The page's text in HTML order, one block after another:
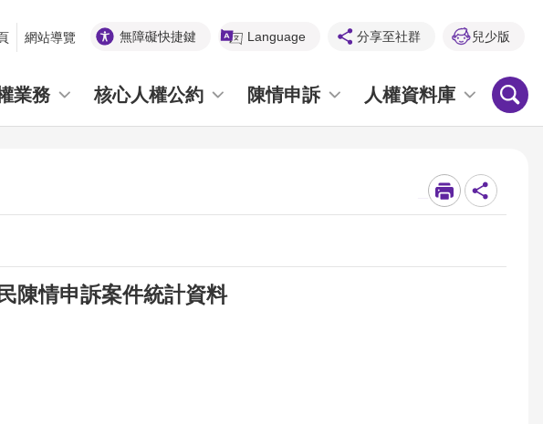
網站導覽 無障礙快捷鍵 Language 分享至社群 兒少版
業務 核心人權公約 陳情申訴 人權資料庫
陳情申訴案件統計資料